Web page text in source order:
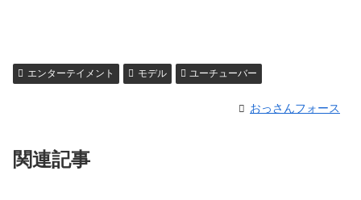
エンターテイメント モデル ユーチューバー
おっさんフォース
関連記事